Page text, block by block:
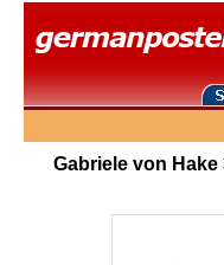
Gabriele von